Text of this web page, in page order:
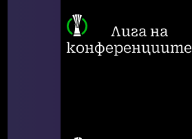
Лига на
конференциите